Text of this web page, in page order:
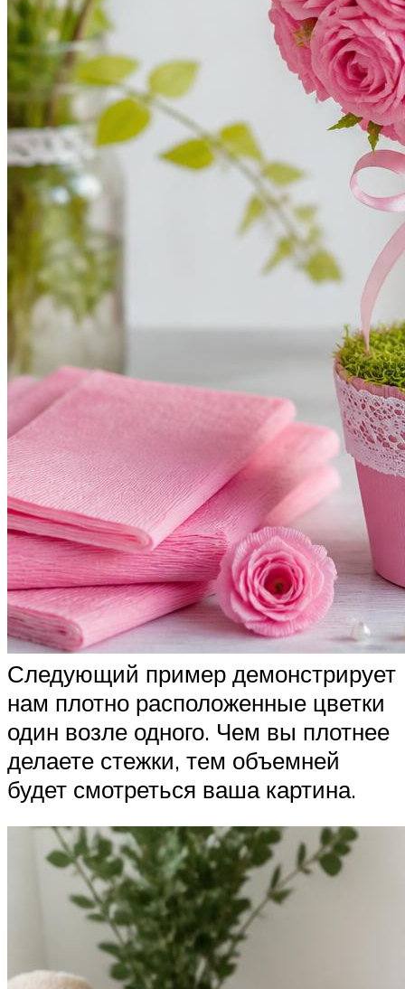
Следующий пример демонстрирует
нам плотно расположенные цветки
один возле одного. Чем вы плотнее
делаете стежки, тем объемней
будет смотреться ваша картина.